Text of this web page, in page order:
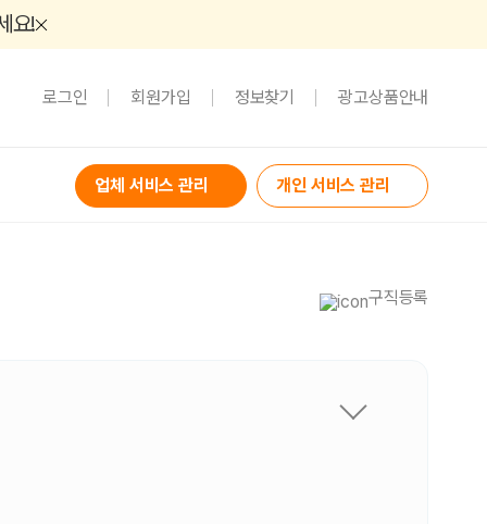
요!
로그인 회원가입 정보찾기 광고상품안내
업체 서비스 관리 개인 서비스 관리
구직등록